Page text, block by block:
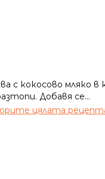
с кокосово мляко в
Добавя се...
цялата